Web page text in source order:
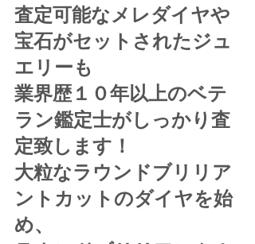
査定可能なメレダイヤや
宝石がセットされたジュ
エリーも
業界歴１０年以上のベテ
ラン鑑定士がしっかり査
定致します！
大粒なラウンドブリリア
ントカットのダイヤを始
め、